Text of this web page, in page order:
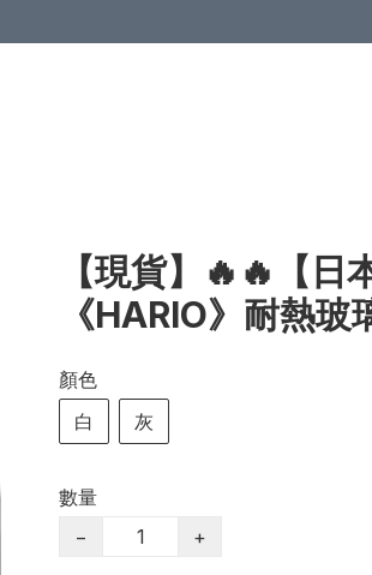
【現貨】🔥🔥【日
《HARIO》耐熱玻
顏色
白
灰
數量
−
+